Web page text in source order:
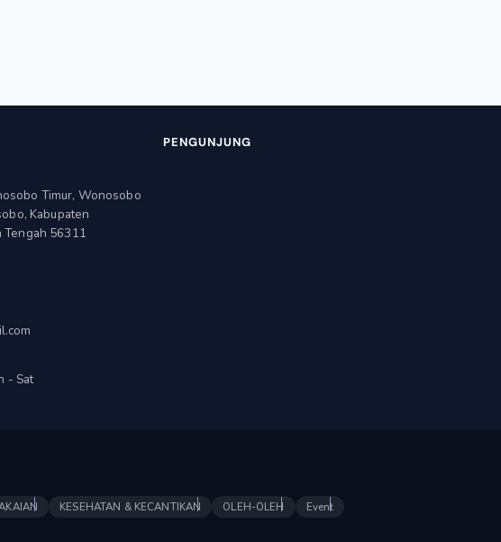
Timur, Wonosobo
Kabupaten
Tengah 56311
- Sat
PENGUNJUNG
KESEHATAN & KECANTIKAN OLEH-OLEH
Event